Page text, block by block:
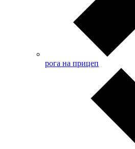
рога на прицеп